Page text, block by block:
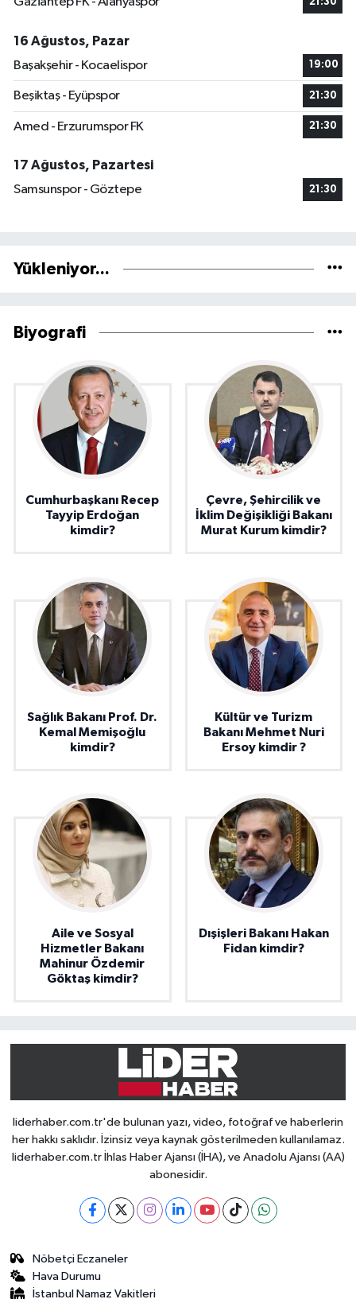
16 Ağustos, Pazar
Başakşehir - Kocaelispor
19:00
Beşiktaş - Eyüpspor 21:30
Amed - Erzurumspor FK 21:30
17 Ağustos, Pazartesi
Samsunspor - Göztepe
21:30
Yükleniyor...
Biyografi
Cumhurbaşkanı Recep
Tayyip Erdoğan
kimdir?
Çevre, Şehircilik ve
İklim Değişikliği Bakanı
Murat Kurum kimdir?
Sağlık Bakanı Prof. Dr.
Kemal Memişoğlu
kimdir?
Kültür ve Turizm
Bakanı Mehmet Nuri
Ersoy kimdir ?
Aile ve Sosyal
Hizmetler Bakanı
Mahinur Özdemir
Göktaş kimdir?
Dışişleri Bakanı Hakan
Fidan kimdir?
liderhaber.com.tr'de bulunan yazı, video, fotoğraf ve haberlerin
her hakkı saklıdır. İzinsiz veya kaynak gösterilmeden kullanılamaz.
liderhaber.com.tr İhlas Haber Ajansı (İHA), ve Anadolu Ajansı (AA)
abonesidir.
Nöbetçi Eczaneler
Hava Durumu
İstanbul Namaz Vakitleri